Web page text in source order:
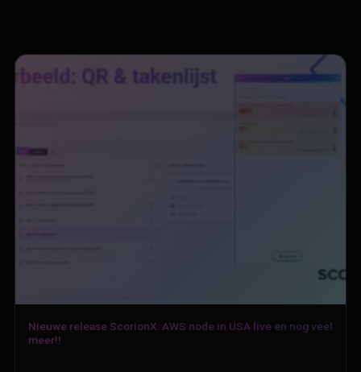
Nieuwe release ScorionX: AWS node in USA live en nog veel
meer!!